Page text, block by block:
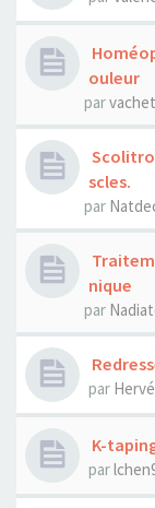
ouleur
par
scles.
par
nique
par
par Hervé
K-
par